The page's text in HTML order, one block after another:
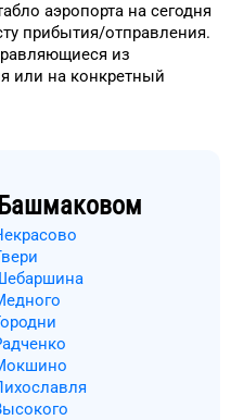
аэропорта на сегодня
прибытия/отправления.
из
или на конкретный
Башмаковом